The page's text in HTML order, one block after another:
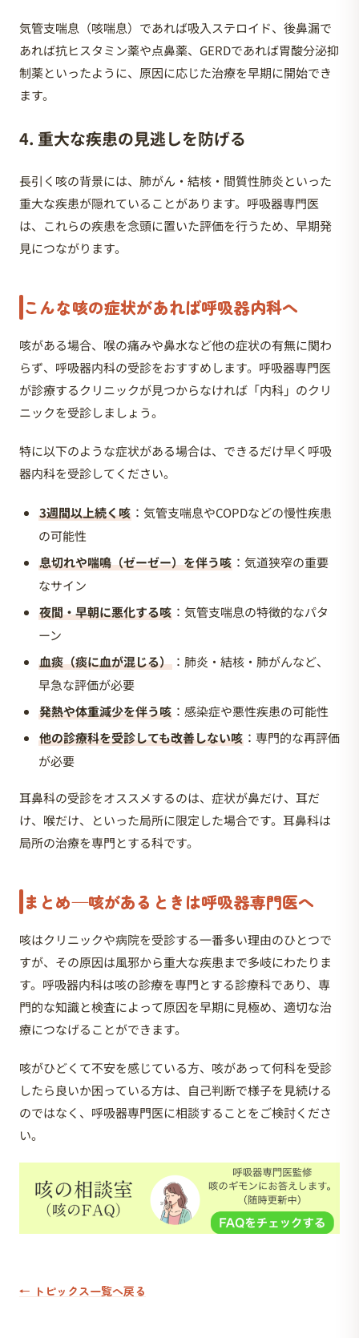
気管支喘息（咳喘息）であれば吸入ステロイド、後鼻漏で
あれば抗ヒスタミン薬や点鼻薬、GERDであれば胃酸分泌抑
制薬といったように、原因に応じた治療を早期に開始でき
ます。
4. 重大な疾患の見逃しを防げる
長引く咳の背景には、肺がん・結核・間質性肺炎といった
重大な疾患が隠れていることがあります。呼吸器専門医
は、これらの疾患を念頭に置いた評価を行うため、早期発
見につながります。
こんな咳の症状があれば呼吸器内科へ
咳がある場合、喉の痛みや鼻水など他の症状の有無に関わ
らず、呼吸器内科の受診をおすすめします。呼吸器専門医
が診療するクリニックが見つからなければ「内科」のクリ
ニックを受診しましょう。
特に以下のような症状がある場合は、できるだけ早く呼吸
器内科を受診してください。
3週間以上続く咳 ：気管支喘息やCOPDなどの慢性疾患
の可能性
息切れや喘鳴（ゼーゼー）を伴う咳 ：気道狭窄の重要
なサイン
夜間・早朝に悪化する咳 ：気管支喘息の特徴的なパタ
ーン
血痰（痰に血が混じる） ：肺炎・結核・肺がんなど、
早急な評価が必要
発熱や体重減少を伴う咳 ：感染症や悪性疾患の可能性
他の診療科を受診しても改善しない咳 ：専門的な再評価
が必要
耳鼻科の受診をオススメするのは、症状が鼻だけ、耳だ
け、喉だけ、といった局所に限定した場合です。耳鼻科は
局所の治療を専門とする科です。
まとめ—咳があるときは呼吸器専門医へ
咳はクリニックや病院を受診する一番多い理由のひとつで
すが、その原因は風邪から重大な疾患まで多岐にわたりま
す。呼吸器内科は咳の診療を専門とする診療科であり、専
門的な知識と検査によって原因を早期に見極め、適切な治
療につなげることができます。
咳がひどくて不安を感じている方、咳があって何科を受診
したら良いか困っている方は、自己判断で様子を見続ける
のではなく、呼吸器専門医に相談することをご検討くださ
い。
← トピックス一覧へ戻る